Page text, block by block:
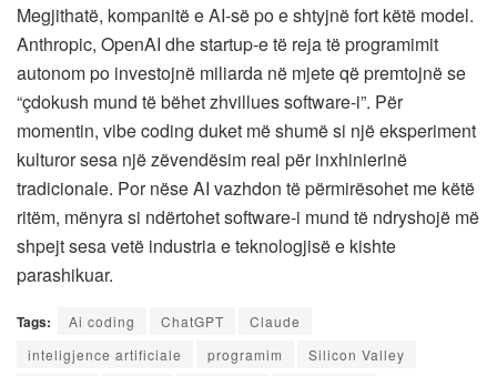
Megjithatë, kompanitë e AI-së po e shtyjnë fort këtë model.
Anthropic, OpenAI dhe startup-e të reja të programimit
autonom po investojnë miliarda në mjete që premtojnë se
“çdokush mund të bëhet zhvillues software-i”. Për
momentin, vibe coding duket më shumë si një eksperiment
kulturor sesa një zëvendësim real për inxhinierinë
tradicionale. Por nëse AI vazhdon të përmirësohet me këtë
ritëm, mënyra si ndërtohet software-i mund të ndryshojë më
shpejt sesa vetë industria e teknologjisë e kishte
parashikuar.
Tags: Ai coding ChatGPT
Claude
inteligjence artificiale
programim
Silicon Valley